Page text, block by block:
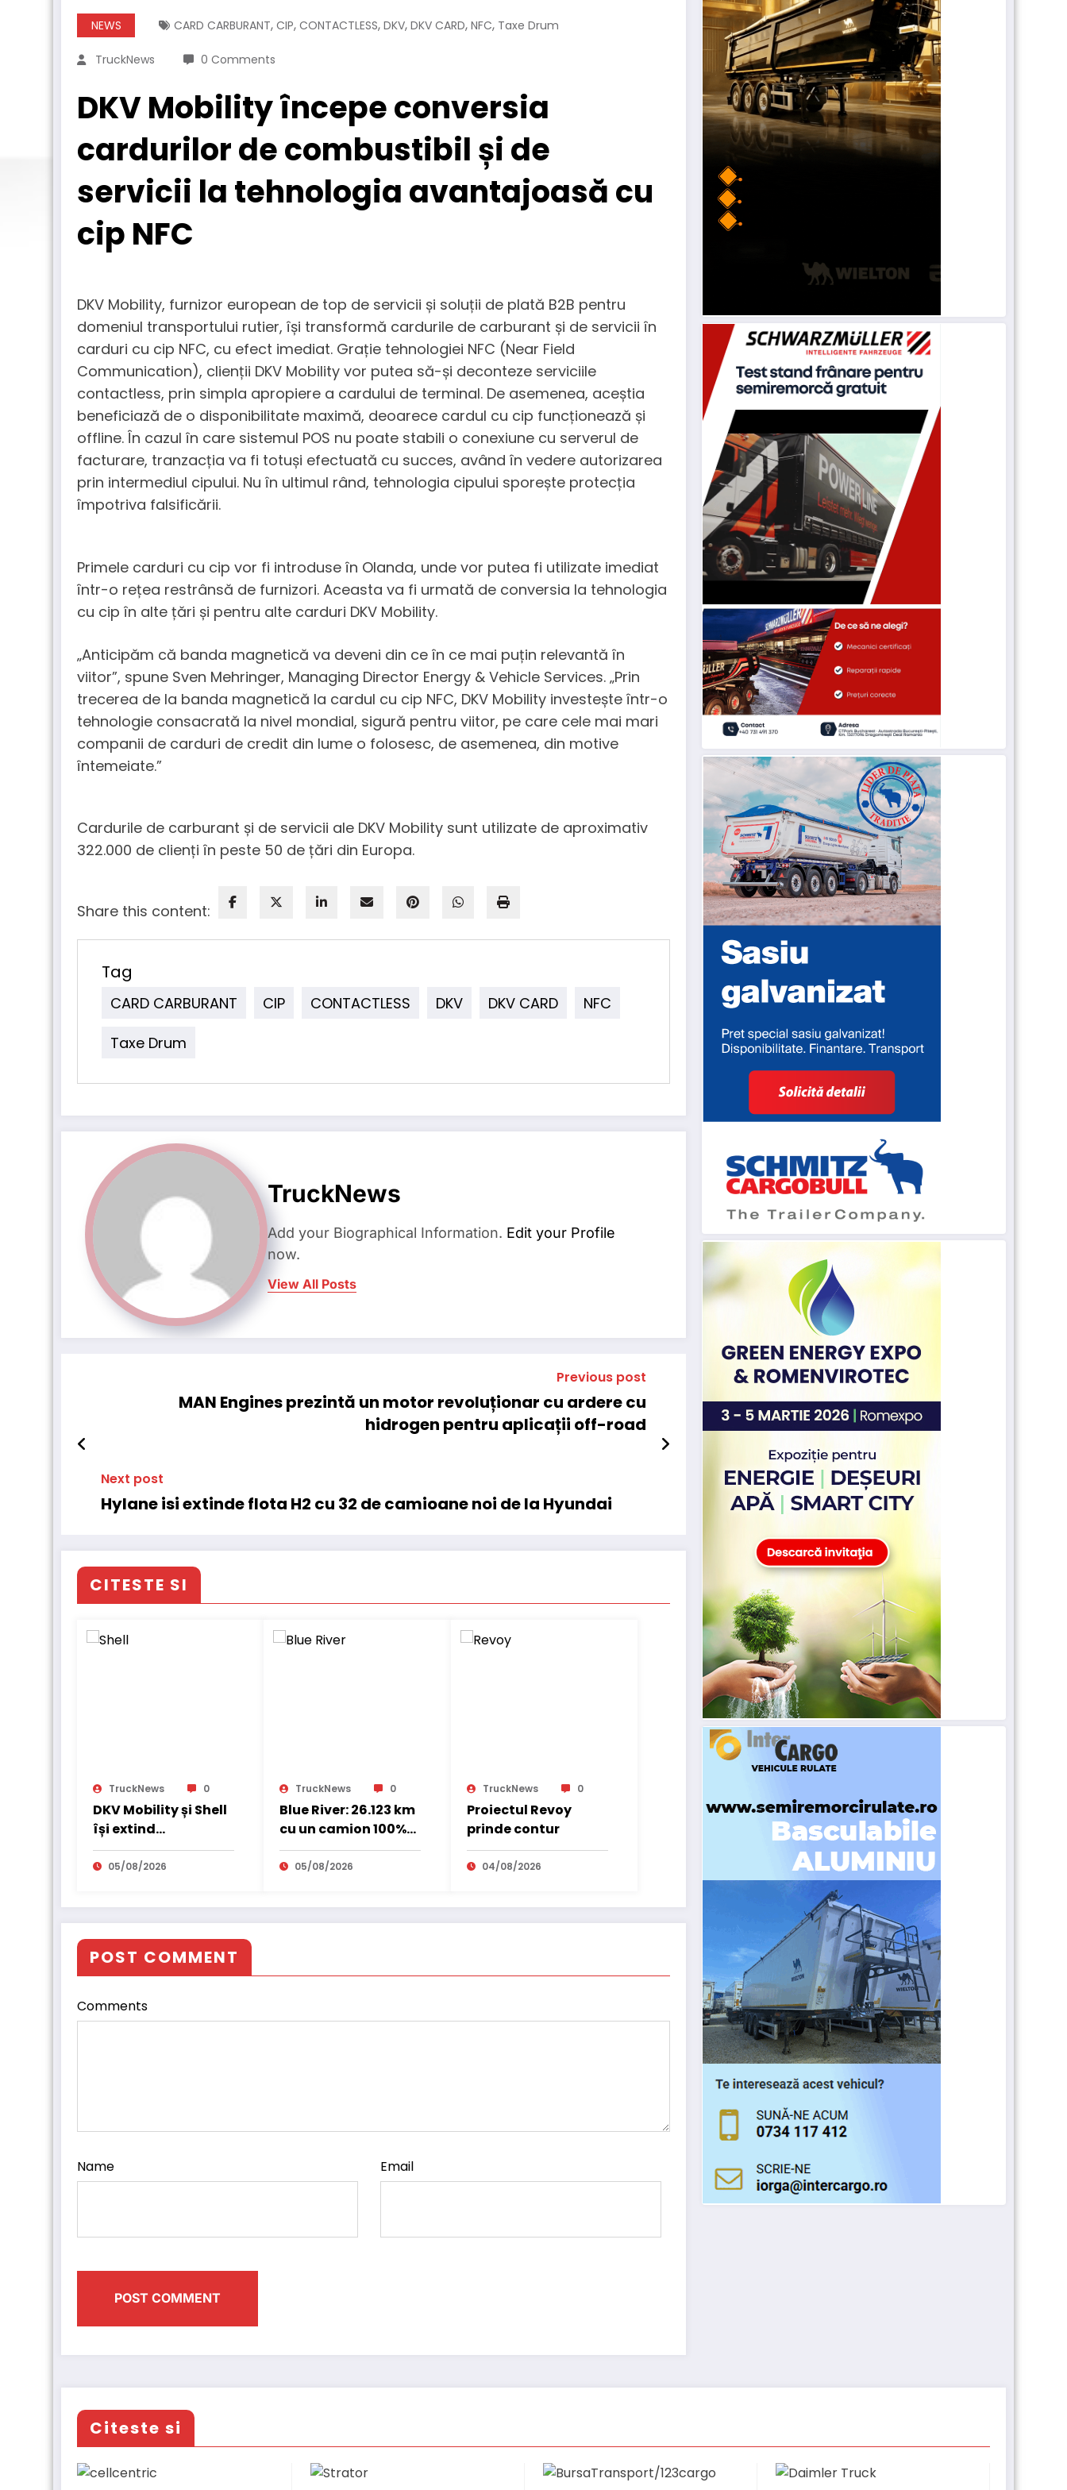
NEWS CARD CARBURANT, CIP, CONTACTLESS, DKV, DKV CARD, NFC, Taxe Drum
TruckNews 0 Comments
DKV Mobility începe conversia
cardurilor de combustibil și de
servicii la tehnologia avantajoasă cu
cip NFC
DKV Mobility, furnizor european de top de servicii și soluții de plată B2B pentru
domeniul transportului rutier, își transformă cardurile de carburant și de servicii în
carduri cu cip NFC, cu efect imediat. Grație tehnologiei NFC (Near Field
Communication), clienții DKV Mobility vor putea să-și deconteze serviciile
contactless, prin simpla apropiere a cardului de terminal. De asemenea, aceștia
beneficiază de o disponibilitate maximă, deoarece cardul cu cip funcționează și
offline. În cazul în care sistemul POS nu poate stabili o conexiune cu serverul de
facturare, tranzacția va fi totuși efectuată cu succes, având în vedere autorizarea
prin intermediul cipului. Nu în ultimul rând, tehnologia cipului sporește protecția
împotriva falsificării.
Primele carduri cu cip vor fi introduse în Olanda, unde vor putea fi utilizate imediat
într-o rețea restrânsă de furnizori. Aceasta va fi urmată de conversia la tehnologia
cu cip în alte țări și pentru alte carduri DKV Mobility.
„Anticipăm că banda magnetică va deveni din ce în ce mai puțin relevantă în
viitor”, spune Sven Mehringer, Managing Director Energy & Vehicle Services. „Prin
trecerea de la banda magnetică la cardul cu cip NFC, DKV Mobility investește într-o
tehnologie consacrată la nivel mondial, sigură pentru viitor, pe care cele mai mari
companii de carduri de credit din lume o folosesc, de asemenea, din motive
întemeiate.”
Cardurile de carburant și de servicii ale DKV Mobility sunt utilizate de aproximativ
322.000 de clienți în peste 50 de țări din Europa.
Share this content:
Tag
CARD CARBURANT CIP CONTACTLESS DKV DKV CARD
NFC
Taxe Drum
TruckNews
Add your Biographical Information. Edit your Profile
now.
View All Posts
Previous post
MAN Engines prezintă un motor revoluționar cu ardere cu
hidrogen pentru aplicații off-road
Next post
Hylane isi extinde flota H2 cu 32 de camioane noi de la Hyundai
CITESTE SI
TruckNews 0
DKV Mobility și Shell
își extind
parteneriatul
european
05/08/2026
TruckNews 0
Blue River: 26.123 km
cu un camion 100%
electric în transport
internațional
05/08/2026
TruckNews 0
Proiectul Revoy
prinde contur
04/08/2026
POST COMMENT
Comments
Name Email
Citeste si